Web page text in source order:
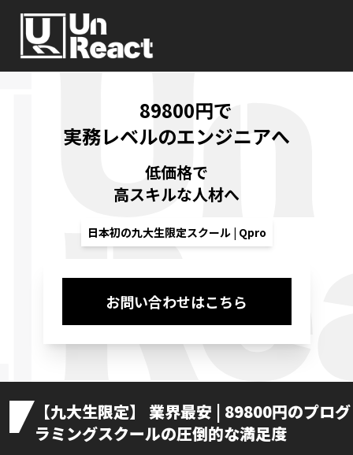
89800円で
実務レベルのエンジニアへ
低価格で
高スキルな人材へ
日本初の九大生限定スクール | Qpro
お問い合わせはこちら
【九大生限定】 業界最安 | 89800円のプログ
ラミングスクールの圧倒的な満足度